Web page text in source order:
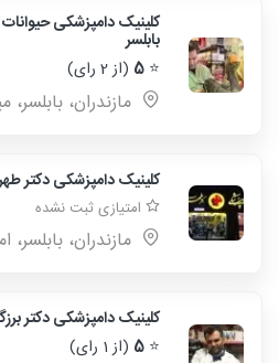
کلینیک دامپزشکی
بابلسر
⭐
5 (از 2 رای)
مازندران، بابلسر،
کلینیک دامپزشکی دکتر
امتیازی ثبت نشده
مازندران، بابلسر،
کلینیک دامپزشکی دکتر
⭐
5 (از 1 رای)